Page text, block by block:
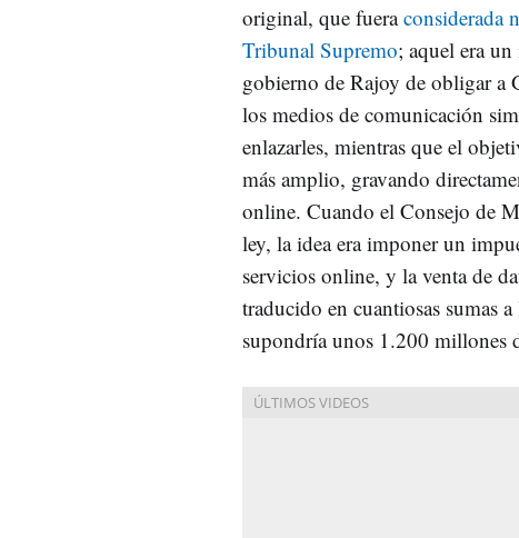
original, que fueraconsiderada
Tribunal Supremo; aquel era
gobierno de Rajoy de obligar a
los medios de comunicación
enlazarles, mientras que el
más amplio, gravando
online. Cuando el Consejo de
ley, la idea era imponer un
servicios online, y la venta de
traducido en cuantiosas sumas
supondría unos 1.200 millones